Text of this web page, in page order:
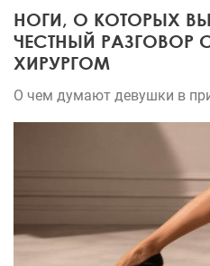
НОГИ, О КОТОРЫХ
ЧЕСТНЫЙ РАЗГОВОР
ХИРУРГОМ
О чем думают девушки в